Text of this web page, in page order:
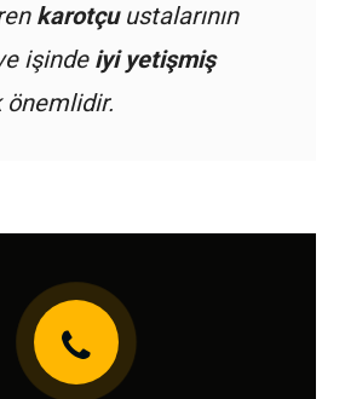
karotçuustalarının
işinde iyi yetişmiş
önemlidir.